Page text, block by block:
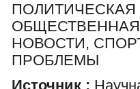
НОВОСТИ,
ПРОБЛЕМЫ
Источник :